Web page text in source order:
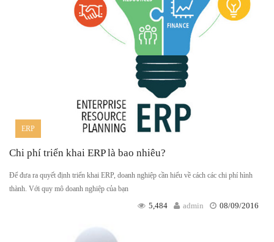
ERP
Chi phí triển khai ERP là bao nhiêu?
Để đưa ra quyết định triển khai ERP, doanh nghiệp cần hiểu về cách các chi phí hình
thành. Với quy mô doanh nghiệp của bạn
08/09/2016
admin
5,484